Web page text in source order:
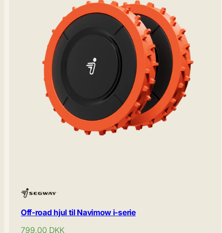
Off-road hjul til Navimow i-serie
Normal
799,00 DKK